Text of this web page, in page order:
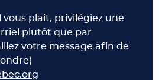
vous plait, privilégiez une
plutôt que par
votre message afin de